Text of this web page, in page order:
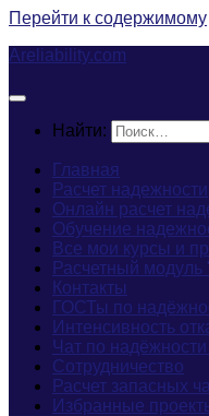
Перейти к содержимому
Areliability.com
Найти:
Главная
Расчет надежности
Онлайн расчет
Обучение
Все мои курсы и
Расчетный
Контакты
ГОСТы по
Интенсивность
Чат по
Сотрудничество
Расчет запасных
Избранные